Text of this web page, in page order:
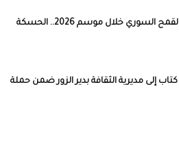
قفزة في إنتاج القمح السوري خلال موسم 2026.. الحسكة
آلاف كتاب إلى مديرية الثقافة بدير الزور ضمن حملة